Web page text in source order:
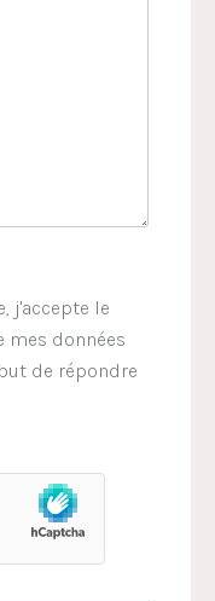
j'accepte le
mes données
de répondre